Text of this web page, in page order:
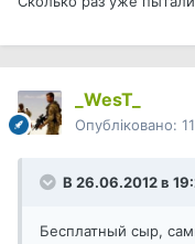
_WesT_
Опубліковано:
В 26.06.2012 в
Бесплатный сыр,